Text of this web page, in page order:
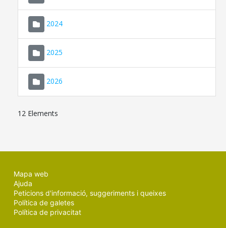
2024
2025
2026
12 Elements
Mapa web
Ajuda
Peticions d'informació, suggeriments i queixes
Política de galetes
Política de privacitat